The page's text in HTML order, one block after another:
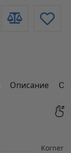
Описание
Korner